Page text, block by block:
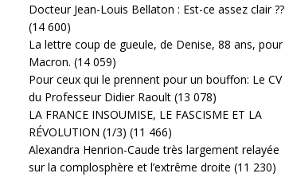
Docteur Jean-Louis Bellaton : Est-ce assez clair ??
(14 600)
La lettre coup de gueule, de Denise, 88 ans, pour
Macron. (14 059)
Pour ceux qui le prennent pour un bouffon: Le CV
du Professeur Didier Raoult (13 078)
LA FRANCE INSOUMISE, LE FASCISME ET LA
RÉVOLUTION (1/3) (11 466)
Alexandra Henrion-Caude très largement relayée
sur la complosphère et l’extrême droite (11 230)